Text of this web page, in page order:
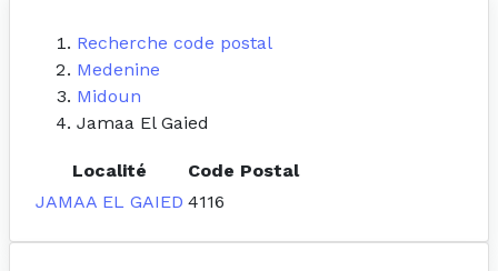
Recherche code postal
Medenine
Midoun
Jamaa El Gaied
Localité
Code Postal
JAMAA EL GAIED 4116